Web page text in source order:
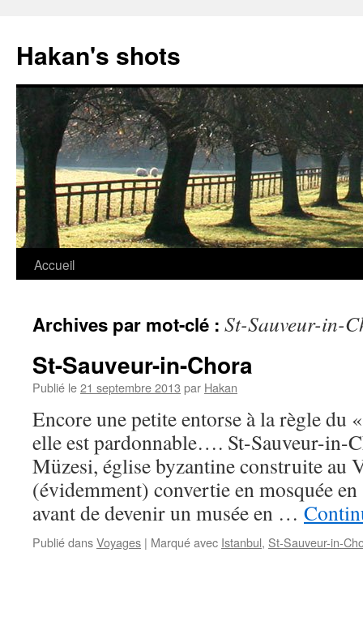
contenu
Hakan's shots
Accueil
Archives par mot-clé : St-Sauveur-in-
St-Sauveur-in-Chora
Publié le21 septembre 2013 par Hakan
Encore une petite entorse à la règle du
elle est pardonnable…. St-Sauveur-in-
Müzesi, église byzantine construite au
(évidemment) convertie en mosquée
avant de devenir un musée en …
Publié dansVoyages | Marqué avec Istanbul, St-Sauveur-in-